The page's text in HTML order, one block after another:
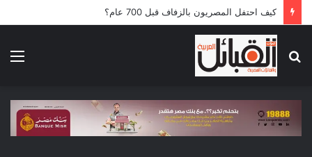
كيف احتفل المصريون بالزفاف قبل 700 عام؟
عن